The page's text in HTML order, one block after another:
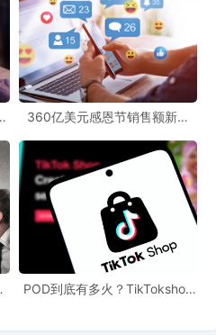
运商品至美国市场
自贸协定的国家，除中国外，
度、土耳其等。与美国、加拿
响。
反制
：
1094.27亿美元，同比增长
360亿美元感恩节销售额新纪
新风潮！
POD到底有多火？TikTokshop